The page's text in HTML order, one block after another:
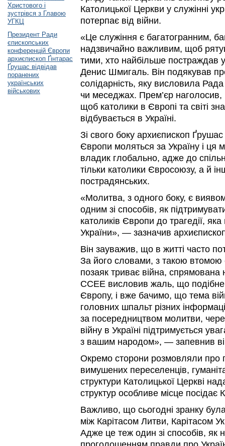
Христового і
зустрівся з Главою
УГКЦ
Президент Ради
єпископських
конференцій Європи
архиєпископ Ґінтарас
Ґрушас відвідав
поранених
українських
військових
Католицької Церкви у служінні
потерпає від війни.
«Це служіння є багатогранним,
надзвичайно важливим, щоб
тими, хто найбільше постраждав
Денис Шмигаль. Він подякував
солідарність, яку висловила
чи меседжах. Прем’єр
щоб католики в Європі та світі
відбувається в Україні.
Зі свого боку архиєпископ
Європи моляться за Україну і ця
владик глобально, адже до
тільки католики Євросоюзу, а й
пострадянських.
«Молитва, з одного боку, є
одним зі способів, як
католиків Європи до трагедії,
України», — зазначив
Він зауважив, що в житті часто
За його словами, з такою втомою
позаяк триває війна,
ССЕЕ висловив жаль, що подібне
Європу, і вже бачимо, що тема
головних шпальт різних
за посередництвом молитви,
війну в Україні підтримується
з вашим народом», — запевнив
Окремо сторони розмовляли про
вимушених переселенців,
структури Католицької Церкві
структур особливе місце посідає
Важливо, що сьогодні зранку
між Карітасом Литви, Карітасом
Адже це теж один зі способів, як